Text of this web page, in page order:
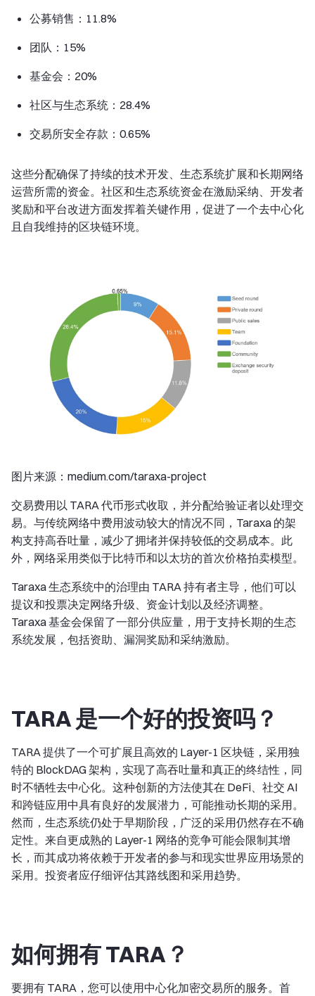
公募销售：11.8%
团队：15%
基金会：20%
社区与生态系统：28.4%
交易所安全存款：0.65%
这些分配确保了持续的技术开发、生态系统扩展和长期网络
运营所需的资金。社区和生态系统资金在激励采纳、开发者
奖励和平台改进方面发挥着关键作用，促进了一个去中心化
且自我维持的区块链环境。
图片来源：medium.com/taraxa-project
交易费用以 TARA 代币形式收取，并分配给验证者以处理交
易。与传统网络中费用波动较大的情况不同，Taraxa 的架
构支持高吞吐量，减少了拥堵并保持较低的交易成本。此
外，网络采用类似于比特币和以太坊的首次价格拍卖模型。
Taraxa 生态系统中的治理由 TARA 持有者主导，他们可以
提议和投票决定网络升级、资金计划以及经济调整。
Taraxa 基金会保留了一部分供应量，用于支持长期的生态
系统发展，包括资助、漏洞奖励和采纳激励。
TARA 是一个好的投资吗？
TARA 提供了一个可扩展且高效的 Layer-1 区块链，采用独
特的 BlockDAG 架构，实现了高吞吐量和真正的终结性，同
时不牺牲去中心化。这种创新的方法使其在 DeFi、社交 AI
和跨链应用中具有良好的发展潜力，可能推动长期的采用。
然而，生态系统仍处于早期阶段，广泛的采用仍然存在不确
定性。来自更成熟的 Layer-1 网络的竞争可能会限制其增
长，而其成功将依赖于开发者的参与和现实世界应用场景的
采用。投资者应仔细评估其路线图和采用趋势。
如何拥有 TARA？
要拥有 TARA，您可以使用中心化加密交易所的服务。首